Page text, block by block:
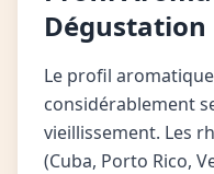
Dégustation
Le profil
considérablement
vieillissement. Les
(Cuba, Porto Rico,